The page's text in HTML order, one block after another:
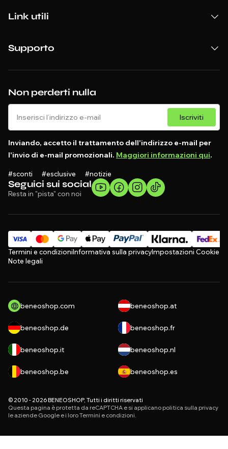
Seguici sui social
Resta in "pista" con noi
Non perderti nulla
Iscriviti
Inviando, accetto il trattamento dell'indirizzo e-mail per
l'invio di e-mail promozionali. Maggiori informazioni qui.
#sconti #esclusive #notizie
Link utili
Supporto
Termini e condizioniInformativa sulla privacyImpostazioni Cookie
Note legali
beneoshop.com beneoshop.at
beneoshop.de beneoshop.fr
beneoshop.it beneoshop.nl
beneoshop.be beneoshop.es
© 2010 - 2026 BENEOSHOP, Tutti i diritti riservati
Questa pagina è protetta da reCAPTCHA e si applicano politica sulla privacy
le aziende Google e i loroTermini e condizioni.